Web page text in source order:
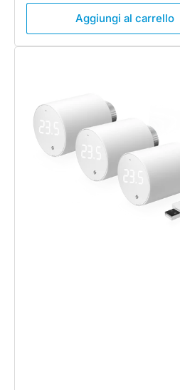
Aggiungi al carrello